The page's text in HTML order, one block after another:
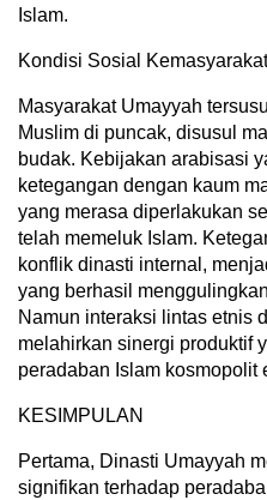
Islam.
Kondisi Sosial
Masyarakat Umayyah
Muslim di puncak, disusul
budak. Kebijakan arabisasi
ketegangan dengan kaum
yang merasa diperlakukan
telah memeluk Islam.
konflik dinasti internal,
yang berhasil
Namun interaksi lintas etnis
melahirkan sinergi produktif
peradaban Islam kosmopolit
KESIMPULAN
Pertama, Dinasti Umayyah
signifikan terhadap